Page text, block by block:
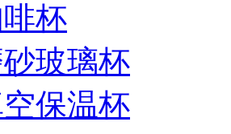
杯
玻璃杯
保温杯